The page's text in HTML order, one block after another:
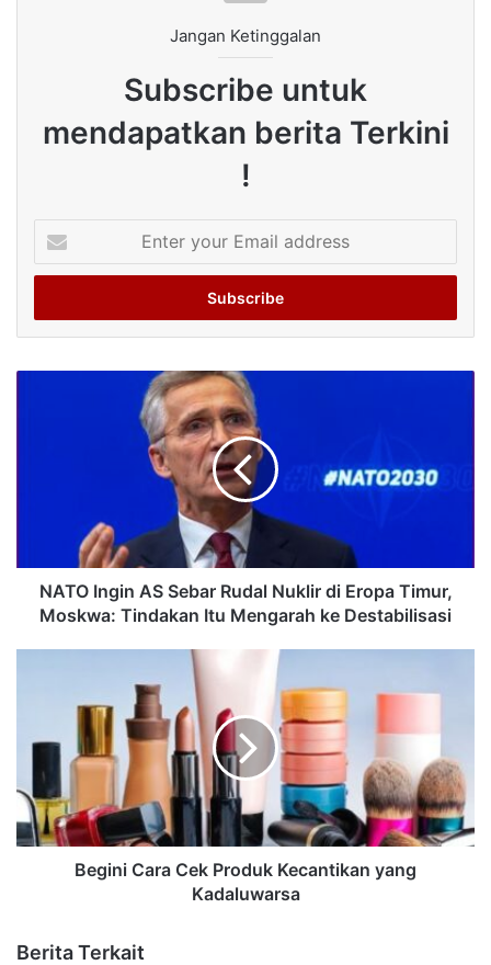
Jangan Ketinggalan
Subscribe untuk
mendapatkan berita Terkini
!
your
Email
NATO Ingin AS Sebar Rudal Nuklir di Eropa Timur,
Moskwa: Tindakan Itu Mengarah ke Destabilisasi
Begini Cara Cek Produk Kecantikan yang
Kadaluwarsa
Berita Terkait